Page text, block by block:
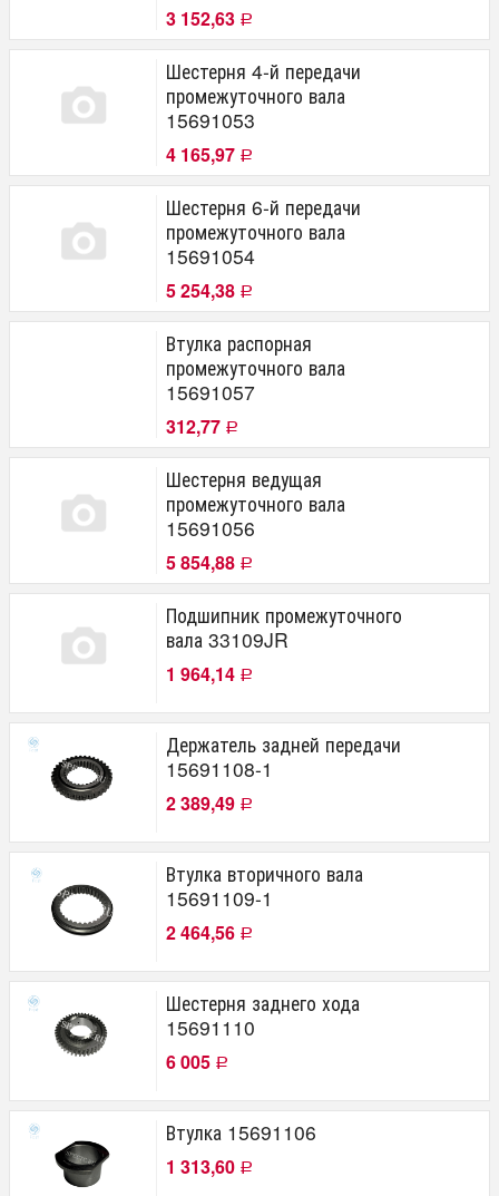
3 152,63 Р
Шестерня 4-й передачи
промежуточного вала
15691053
4 165,97 Р
Шестерня 6-й передачи
промежуточного вала
15691054
5 254,38 Р
Втулка распорная
промежуточного вала
15691057
312,77 Р
Шестерня ведущая
промежуточного вала
15691056
5 854,88 Р
Подшипник промежуточного
вала 33109JR
1 964,14 Р
Держатель задней передачи
15691108-1
2 389,49 Р
Втулка вторичного вала
15691109-1
2 464,56 Р
Шестерня заднего хода
15691110
6 005 Р
Втулка 15691106
1 313,60 Р